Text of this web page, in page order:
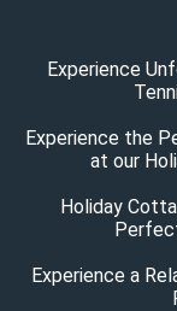
Experience
Experience the
at our
Holiday
Experience a